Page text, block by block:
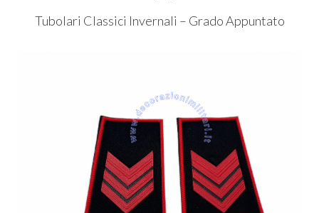
Tubolari Classici Invernali – Grado Appuntato